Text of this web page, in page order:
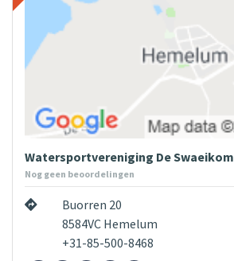
Watersportvereniging De Swaeikom
Nog geen beoordelingen
Buorren 20
8584VC Hemelum
+31-85-500-8468